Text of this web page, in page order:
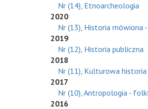
Nr (14), Etnoarcheologia
2020
Nr (13), Historia mówiona
2019
Nr (12), Historia publiczna
2018
Nr (11), Kulturowa
2017
Nr (10), Antropologia -
2016